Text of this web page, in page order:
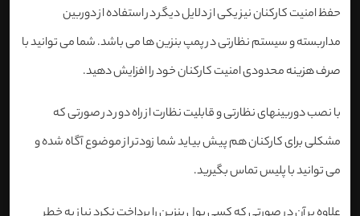
حفظ امنیت کارکنان نیز یکی از دلایل دیگر در استفاده از دوربین
مداربسته و سیستم نظارتی در پمپ بنزین ها می باشد. شما می توانید با
صرف هزینه محدودی امنیت کارکنان خود را افزایش دهید.
با نصب دوربینهای نظارتی و قابلیت نظارت از راه دور در صورتی که
مشکلی برای کارکنان هم پیش بیاید شما زودتر از موضوع آگاه شده و
می توانید با پلیس تماس بگیرید.